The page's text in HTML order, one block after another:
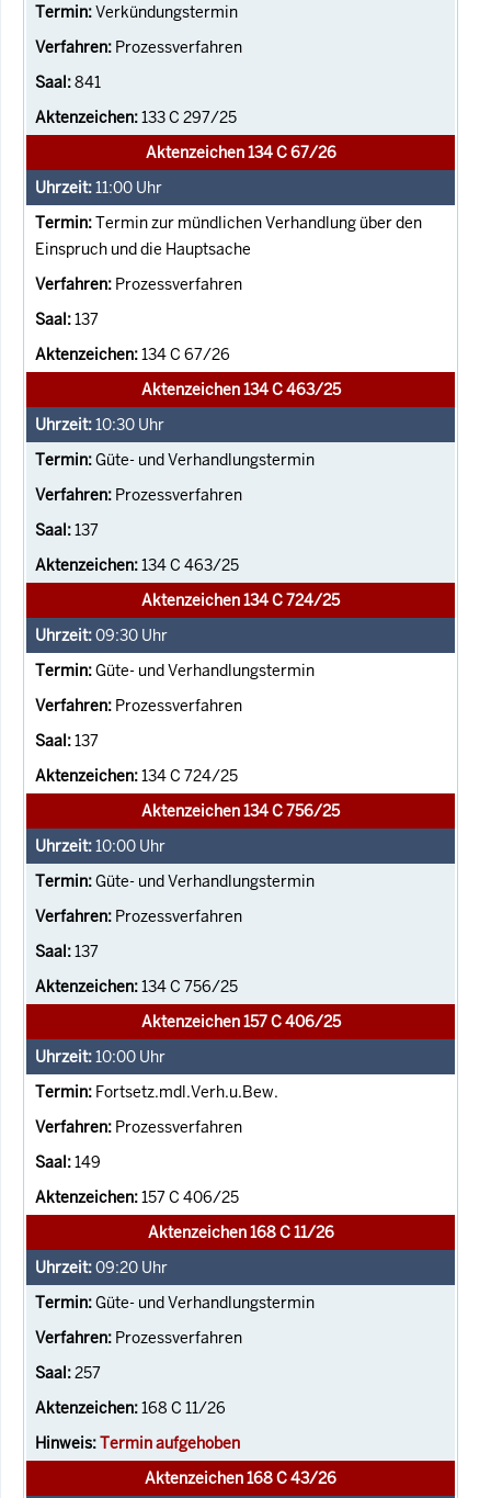
Verkündungstermin
Prozessverfahren
841
133 C 297/25
Aktenzeichen 134 C 67/26
11:00 Uhr
Termin zur mündlichen Verhandlung über den
Einspruch und die Hauptsache
Prozessverfahren
137
134 C 67/26
Aktenzeichen 134 C 463/25
10:30 Uhr
Güte- und Verhandlungstermin
Prozessverfahren
137
134 C 463/25
Aktenzeichen 134 C 724/25
09:30 Uhr
Güte- und Verhandlungstermin
Prozessverfahren
137
134 C 724/25
Aktenzeichen 134 C 756/25
10:00 Uhr
Güte- und Verhandlungstermin
Prozessverfahren
137
134 C 756/25
Aktenzeichen 157 C 406/25
10:00 Uhr
Fortsetz.mdl.Verh.u.Bew.
Prozessverfahren
149
157 C 406/25
Aktenzeichen 168 C 11/26
09:20 Uhr
Güte- und Verhandlungstermin
Prozessverfahren
257
168 C 11/26
Termin aufgehoben
Aktenzeichen 168 C 43/26